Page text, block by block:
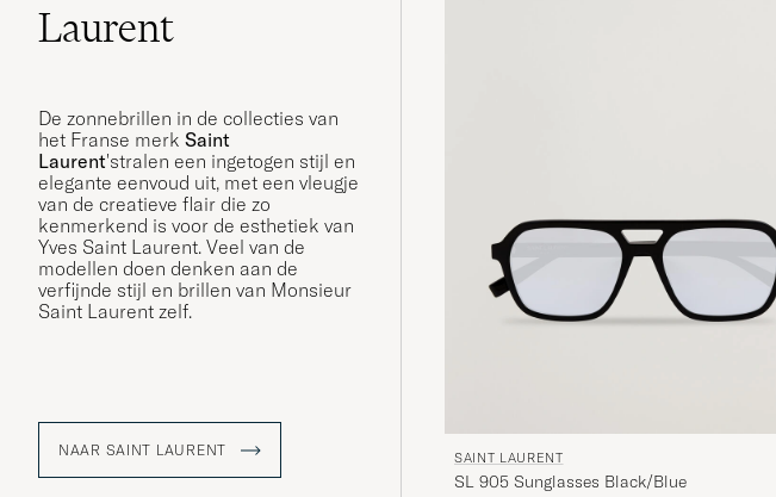
Laurent
De zonnebrillen in de collecties van
het Franse merk Saint
Laurent'stralen een ingetogen stijl en
elegante eenvoud uit, met een vleugje
van de creatieve flair die zo
kenmerkend is voor de esthetiek van
Yves Saint Laurent. Veel van de
modellen doen denken aan de
verfijnde stijl en brillen van Monsieur
Saint Laurent zelf.
NAAR SAINT LAURENT SAINT LAURENT
SL 905 Sunglasses Black/Blue